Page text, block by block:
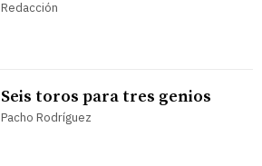
Redacción
Seis toros para tres genios
Pacho Rodríguez